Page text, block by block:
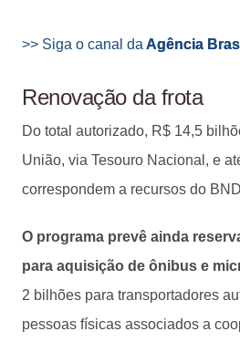
>> Siga o canal da Agência
Renovação da frota
Do total autorizado, R$ 14,5
União, via Tesouro Nacional, e
correspondem a recursos do
O programa prevê ainda
para aquisição de ônibus e
2 bilhões para transportadores
pessoas físicas associados a